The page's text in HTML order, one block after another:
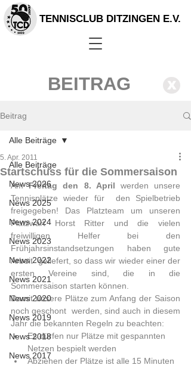
TENNISCLUB DITZINGEN E.V.
BEITRAG X
Beitrag
Alle Beiträge
News 2026
News 2025
News 2024
News 2023
News 2022
News 2021
News 2020
News 2019
News 2018
News 2017
Alle Beiträge
Startschuss für die Sommersaison
5. Apr. 2011
Am Freitag den 8. April werden unsere
Tennisplätze wieder für  den Spielbetrieb
freigegeben! Das Platzteam um unseren
Platzwart Horst Ritter und die vielen
freiwilligen Helfer bei den
Frühjahrsinstandsetzungen haben gute
Arbeit  geliefert, so dass wir wieder einer der
ersten Vereine sind, die in die
Sommersaison starten können.
Damit unsere Plätze zum Anfang der Saison
noch geschont  werden, sind auch in diesem
Es dürfen nur Plätze mit gespannten
Netzen bespielt werden
Abziehen der Plätze ist alle 15 Minuten